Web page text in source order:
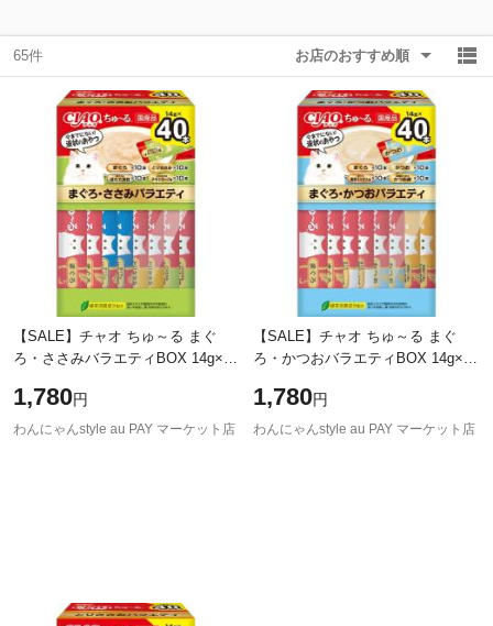
65件 お店のおすすめ順
【SALE】チャオ ちゅ～る まぐ
ろ・ささみバラエティBOX 14g×40
1,780円
わんにゃんstyle au PAY マーケット店
【SALE】チャオ ちゅ～る まぐ
ろ・かつおバラエティBOX 14g×40
1,780円
わんにゃんstyle au PAY マーケット店